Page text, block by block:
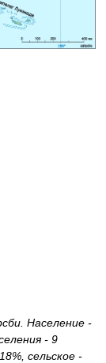
Население -
- 9
сельское -